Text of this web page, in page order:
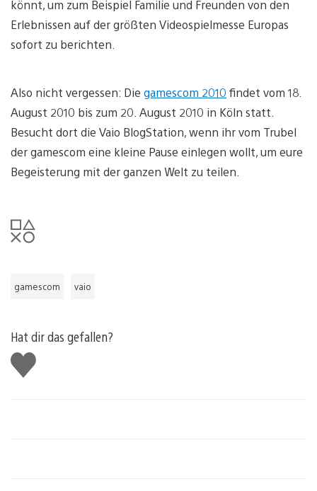
könnt, um zum Beispiel Familie und Freunden von den
Erlebnissen auf der größten Videospielmesse Europas
sofort zu berichten.
Also nicht vergessen: Die gamescom 2010 findet vom 18.
August 2010 bis zum 20. August 2010 in Köln statt.
Besucht dort die Vaio BlogStation, wenn ihr vom Trubel
der gamescom eine kleine Pause einlegen wollt, um eure
Begeisterung mit der ganzen Welt zu teilen.
gamescom vaio
Hat dir das gefallen?
Gefällt
mir